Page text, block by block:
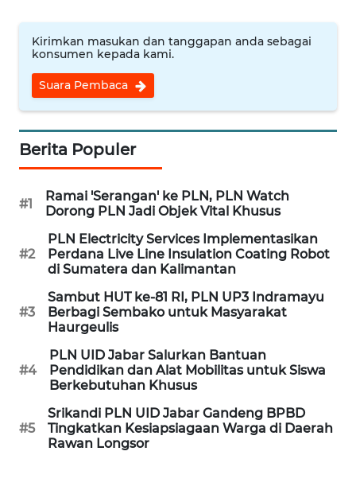
Kirimkan masukan dan tanggapan anda sebagai
konsumen kepada kami.
Suara Pembaca
Berita Populer
#1
Ramai 'Serangan' ke PLN, PLN Watch
Dorong PLN Jadi Objek Vital Khusus
#2
PLN Electricity Services Implementasikan
Perdana Live Line Insulation Coating Robot
di Sumatera dan Kalimantan
#3
Sambut HUT ke-81 RI, PLN UP3 Indramayu
Berbagi Sembako untuk Masyarakat
Haurgeulis
#4
PLN UID Jabar Salurkan Bantuan
Pendidikan dan Alat Mobilitas untuk Siswa
Berkebutuhan Khusus
#5
Srikandi PLN UID Jabar Gandeng BPBD
Tingkatkan Kesiapsiagaan Warga di Daerah
Rawan Longsor
WN
WN
BINJAI
WN
CIREBON
INDRAMAYU
WN
KUNINGAN
WN
MAJALENGKA
WN
SUBANG